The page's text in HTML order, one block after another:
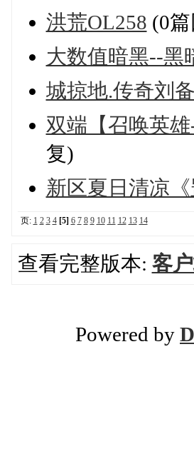
洪荒OL258 (0
大数值暗黑--黑
城掠地.传奇刘
双端【召唤英
复)
新区夏日清凉
页: 1 2 3 4 [5] 6 7 8 9 10 11 12 13 14
查看完整版本: 客
Powered by